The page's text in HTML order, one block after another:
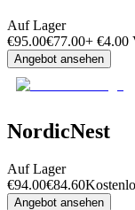
Auf Lager
€95.00€77.00+ €4.00
Angebot ansehen
NordicNest
Auf Lager
€94.00€84.60
Angebot ansehen